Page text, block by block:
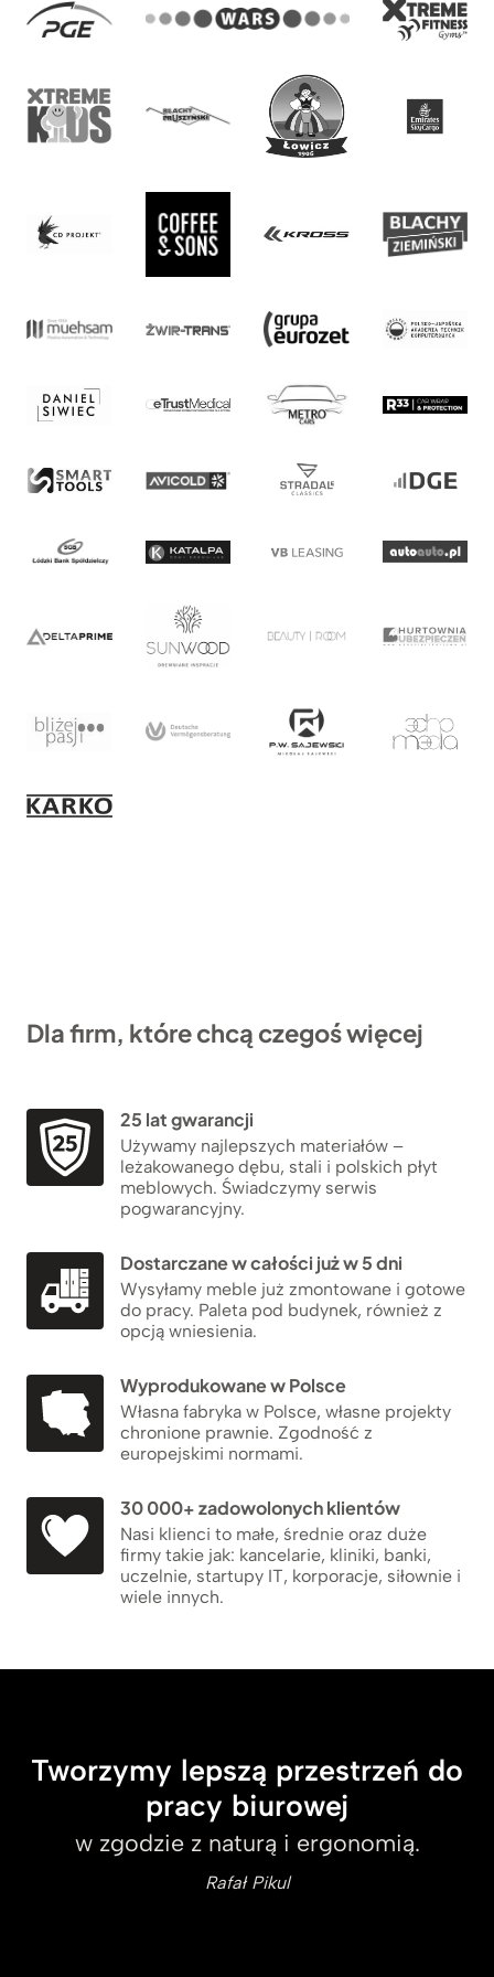
Dla firm, które chcą czegoś więcej
25 lat gwarancji
Używamy najlepszych materiałów –
leżakowanego dębu, stali i polskich płyt
meblowych. Świadczymy serwis
pogwarancyjny.
Dostarczane w całości już w 5 dni
Wysyłamy meble już zmontowane i gotowe
do pracy. Paleta pod budynek, również z
opcją wniesienia.
Wyprodukowane w Polsce
Własna fabryka w Polsce, własne projekty
chronione prawnie. Zgodność z
europejskimi normami.
30 000+ zadowolonych klientów
Nasi klienci to małe, średnie oraz duże
firmy takie jak: kancelarie, kliniki, banki,
uczelnie, startupy IT, korporacje, siłownie i
wiele innych.
Tworzymy lepszą przestrzeń do
pracy biurowej
w zgodzie z naturą i ergonomią.
Rafał Pikul